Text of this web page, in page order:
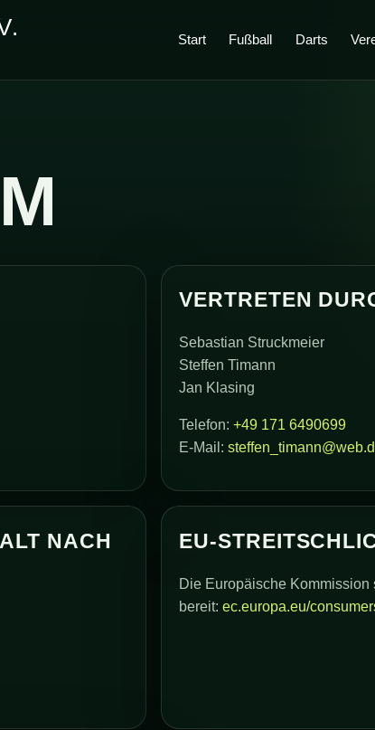
Start Fußball Darts
VERTRETEN
Sebastian Struckmeier
Steffen Timann
Jan Klasing
Telefon:+49 171 6490699
E-Mail:
NACH
EU-
Die Europäische
bereit:ec.europa.eu/